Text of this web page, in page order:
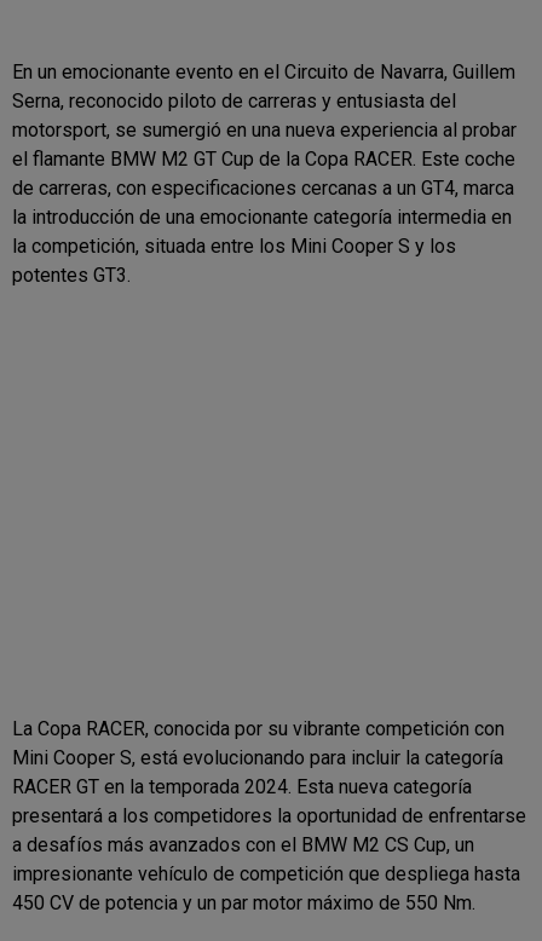
En un emocionante evento en el Circuito de Navarra, Guillem
Serna, reconocido piloto de carreras y entusiasta del
motorsport, se sumergió en una nueva experiencia al probar
el flamante BMW M2 GT Cup de la Copa RACER. Este coche
de carreras, con especificaciones cercanas a un GT4, marca
la introducción de una emocionante categoría intermedia en
la competición, situada entre los Mini Cooper S y los
potentes GT3.
La Copa RACER, conocida por su vibrante competición con
Mini Cooper S, está evolucionando para incluir la categoría
RACER GT en la temporada 2024. Esta nueva categoría
presentará a los competidores la oportunidad de enfrentarse
a desafíos más avanzados con el BMW M2 CS Cup, un
impresionante vehículo de competición que despliega hasta
450 CV de potencia y un par motor máximo de 550 Nm.